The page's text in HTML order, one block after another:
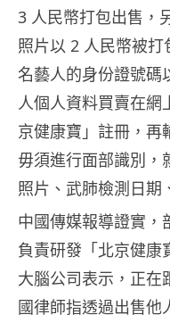
3 人民幣打包出售，
照片以 2 人民幣被
名藝人的身份證號碼
人個人資料買賣在
京健康寶」註冊，再
毋須進行面部識別，
照片、武肺檢測日期
中國傳媒報導證實，
負責研發「北京健康
大腦公司表示，正在
國律師指透過出售他